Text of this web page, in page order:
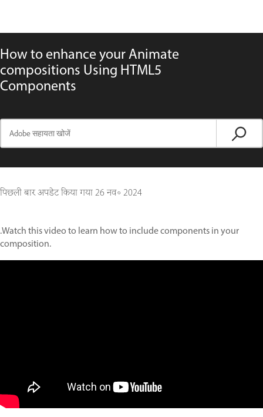
How to enhance your Animate
compositions Using HTML5
Components
पिछली बार अपडेट किया गया26 नव॰ 2024
.Watch this video to learn how to include components in your
composition.